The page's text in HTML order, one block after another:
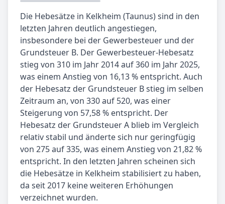
Die Hebesätze in Kelkheim (Taunus) sind in den
letzten Jahren deutlich angestiegen,
insbesondere bei der Gewerbesteuer und der
Grundsteuer B. Der Gewerbesteuer-Hebesatz
stieg von 310 im Jahr 2014 auf 360 im Jahr 2025,
was einem Anstieg von 16,13 % entspricht. Auch
der Hebesatz der Grundsteuer B stieg im selben
Zeitraum an, von 330 auf 520, was einer
Steigerung von 57,58 % entspricht. Der
Hebesatz der Grundsteuer A blieb im Vergleich
relativ stabil und änderte sich nur geringfügig
von 275 auf 335, was einem Anstieg von 21,82 %
entspricht. In den letzten Jahren scheinen sich
die Hebesätze in Kelkheim stabilisiert zu haben,
da seit 2017 keine weiteren Erhöhungen
verzeichnet wurden.